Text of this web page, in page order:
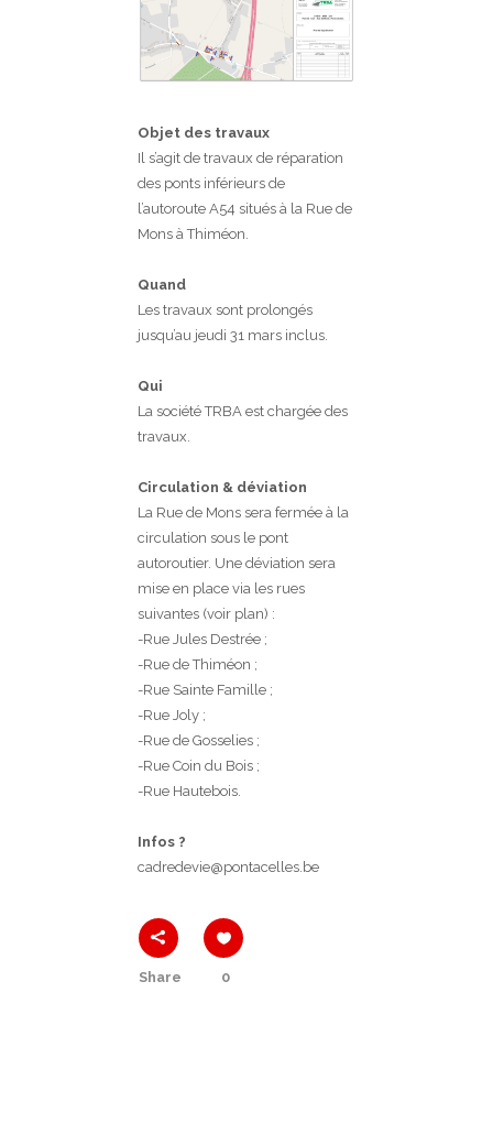
Objet des travaux
Il s’agit de travaux de réparation
des ponts inférieurs de
l’autoroute A54 situés à la Rue de
Mons à Thiméon.
Quand
Les travaux sont prolongés
jusqu’au jeudi 31 mars inclus.
Qui
La société TRBA est chargée des
travaux.
Circulation & déviation
La Rue de Mons sera fermée à la
circulation sous le pont
autoroutier. Une déviation sera
mise en place via les rues
suivantes (voir plan) :
-Rue Jules Destrée ;
-Rue de Thiméon ;
-Rue Sainte Famille ;
-Rue Joly ;
-Rue de Gosselies ;
-Rue Coin du Bois ;
-Rue Hautebois.
Infos ?
cadredevie@pontacelles.be
Share 0